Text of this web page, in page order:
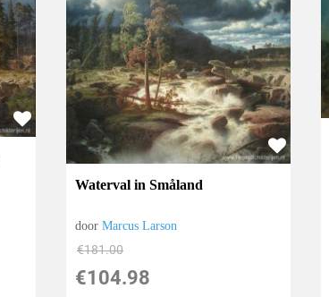
Waterval in Småland
doorMarcus Larson
€181.00
€104.98